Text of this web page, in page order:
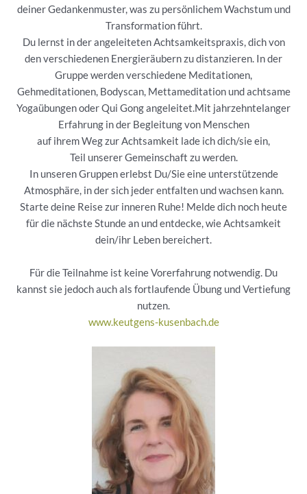
deiner Gedankenmuster, was zu persönlichem Wachstum und
Transformation führt.
Du lernst in der angeleiteten Achtsamkeitspraxis, dich von
den verschiedenen Energieräubern zu distanzieren. In der
Gruppe werden verschiedene Meditationen,
Gehmeditationen, Bodyscan, Mettameditation und achtsame
Yogaübungen oder Qui Gong angeleitet.Mit jahrzehntelanger
Erfahrung in der Begleitung von Menschen
auf ihrem Weg zur Achtsamkeit lade ich dich/sie ein,
Teil unserer Gemeinschaft zu werden.
In unseren Gruppen erlebst Du/Sie eine unterstützende
Atmosphäre, in der sich jeder entfalten und wachsen kann.
Starte deine Reise zur inneren Ruhe! Melde dich noch heute
für die nächste Stunde an und entdecke, wie Achtsamkeit
dein/ihr Leben bereichert.
Für die Teilnahme ist keine Vorerfahrung notwendig. Du
kannst sie jedoch auch als fortlaufende Übung und Vertiefung
nutzen.
www.keutgens-kusenbach.de